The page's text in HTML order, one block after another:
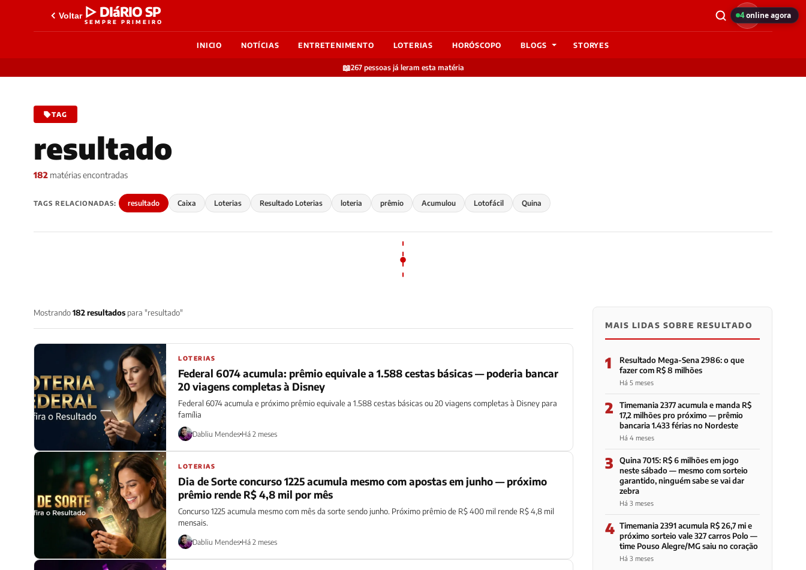
Voltar ▷ DIáRIO SP
SEMPRE PRIMEIRO
INICIO NOTÍCIAS ENTRETENIMENTO LOTERIAS HORÓSCOPO BLOGS STORYES
📖267 pessoas já leram esta matéria
TAG
resultado
182 matérias encontradas
TAGS RELACIONADAS: resultado Caixa Loterias Resultado Loterias loteria prêmio Acumulou Lotofácil Quina
Mostrando182 resultados para "resultado"
LOTERIAS
Federal 6074 acumula: prêmio equivale a 1.588 cestas básicas — poderia bancar
20 viagens completas à Disney
Federal 6074 acumula e próximo prêmio equivale a 1.588 cestas básicas ou 20 viagens completas à Disney para
família
Dabliu Mendes Há 2 meses
LOTERIAS
Dia de Sorte concurso 1225 acumula mesmo com apostas em junho — próximo
prêmio rende R$ 4,8 mil por mês
Concurso 1225 acumula mesmo com mês da sorte sendo junho. Próximo prêmio de R$ 400 mil rende R$ 4,8 mil
mensais.
Dabliu Mendes Há 2 meses
MAIS LIDAS SOBRE RESULTADO
1
Resultado Mega-Sena 2986: o que
fazer com R$ 8 milhões
Há 5 meses
2
Timemania 2377 acumula e manda R$
17,2 milhões pro próximo — prêmio
bancaria 1.433 férias no Nordeste
Há 4 meses
3
Quina 7015: R$ 6 milhões em jogo
neste sábado — mesmo com sorteio
garantido, ninguém sabe se vai dar
zebra
Há 3 meses
4 Timemania 2391 acumula R$ 26,7 mi e
próximo sorteio vale 327 carros Polo —
time Pouso Alegre/MG saiu no coração
Há 3 meses
4online agora